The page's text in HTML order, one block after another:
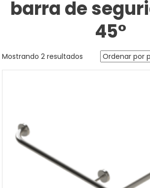
barra de
45°
Mostrando 2 resultados Sorted
by